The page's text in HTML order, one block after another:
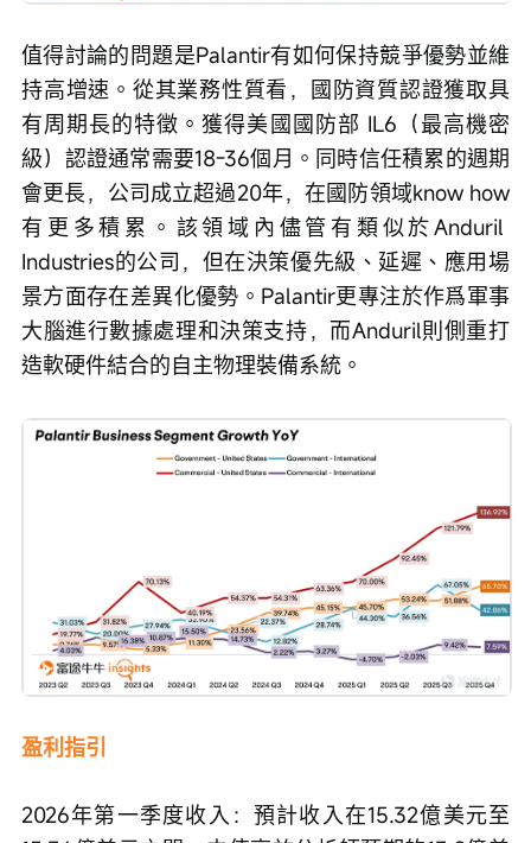
值得討論的問題是Palantir有如何保持競爭優勢並維
持高增速。從其業務性質看，國防資質認證獲取具
有周期長的特徵。獲得美國國防部 IL6（最高機密
級）認證通常需要18-36個月。同時信任積累的週期
會更長，公司成立超過20年，在國防領域know how
有更多積累。該領域內儘管有類似於Anduril
Industries的公司，但在決策優先級、延遲、應用場
景方面存在差異化優勢。Palantir更專注於作爲軍事
大腦進行數據處理和決策支持，而Anduril則側重打
造軟硬件結合的自主物理裝備系統。
盈利指引
2026年第一季度收入：預計收入在15.32億美元至